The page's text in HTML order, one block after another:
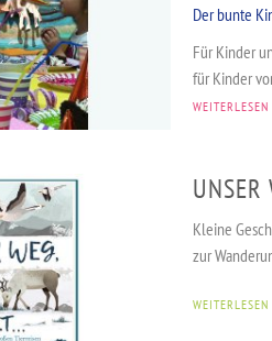
Der bunte
Für Kinder
für Kinder
WEITERLESEN
UNSER
Kleine
zur
WEITERLESEN